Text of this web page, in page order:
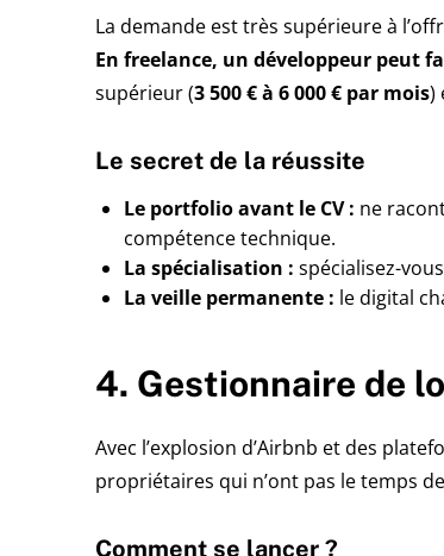
La demande est très supérieure à
En freelance, un développeur peut
supérieur (3 500 € à 6 000 € par mois)
Le secret de la réussite
Le portfolio avant le CV : ne
compétence technique.
La spécialisation : spécialisez-
La veille permanente : le digital
4. Gestionnaire de
Avec l’explosion d’Airbnb et des
propriétaires qui n’ont pas le temps
Comment se lancer ?